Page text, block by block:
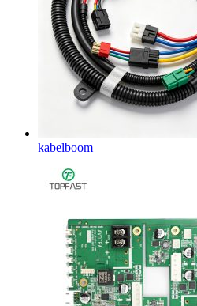
kabelboom